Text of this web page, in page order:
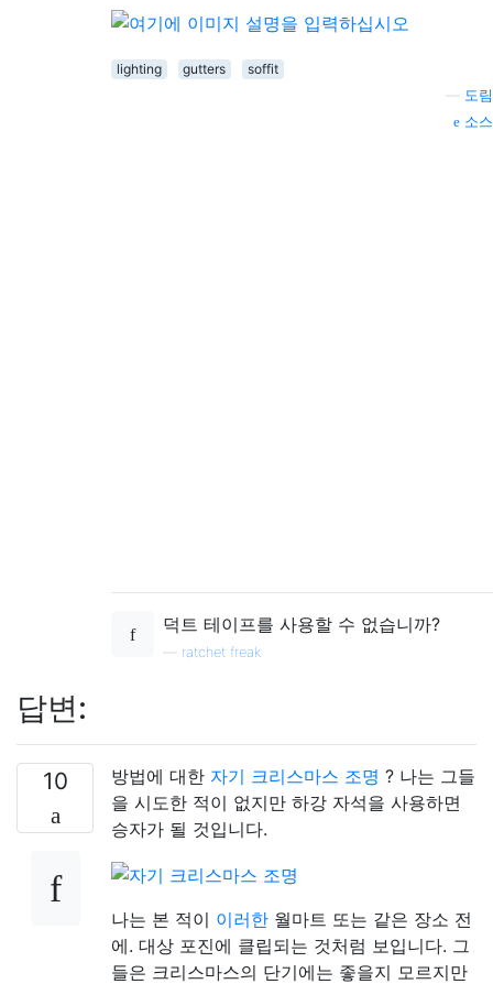
lighting gutters
soffit
도림
소스
덕트 테이프를 사용할 수 없습니까?
ratchet freak
답변:
10 방법에 대한 자기 크리스마스 조명 ? 나는 그들
을 시도한 적이 없지만 하강 자석을 사용하면
승자가 될 것입니다.
나는 본 적이 이러한 월마트 또는 같은 장소 전
에. 대상 포진에 클립되는 것처럼 보입니다. 그
들은 크리스마스의 단기에는 좋을지 모르지만